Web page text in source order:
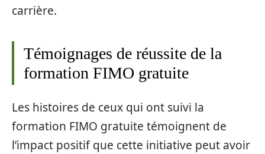
carrière.
Témoignages de réussite de la
formation FIMO gratuite
Les histoires de ceux qui ont suivi la
formation FIMO gratuite témoignent de
l’impact positif que cette initiative peut avoir